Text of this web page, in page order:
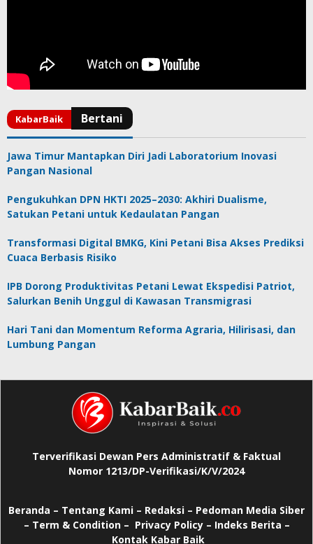
Jawa Timur Mantapkan Diri Jadi Laboratorium Inovasi
Pangan Nasional
Pengukuhkan DPN HKTI 2025–2030: Akhiri Dualisme,
Satukan Petani untuk Kedaulatan Pangan
Transformasi Digital BMKG, Kini Petani Bisa Akses Prediksi
Cuaca Berbasis Risiko
IPB Dorong Produktivitas Petani Lewat Ekspedisi Patriot,
Salurkan Benih Unggul di Kawasan Transmigrasi
Hari Tani dan Momentum Reforma Agraria, Hilirisasi, dan
Lumbung Pangan
Terverifikasi Dewan Pers Administratif & Faktual
Nomor 1213/DP-Verifikasi/K/V/2024
Beranda – Tentang Kami – Redaksi – Pedoman Media Siber
– Term & Condition – Privacy Policy– Indeks Berita –
Kontak Kabar Baik